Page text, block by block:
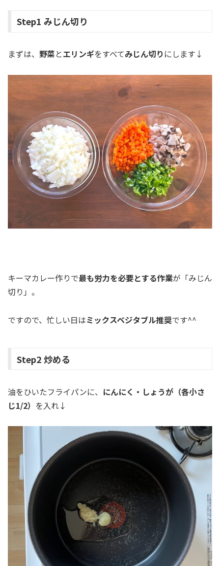
Step1 みじん切り
まずは、 野菜とエリンギをすべてみじん切り にします↓
キーマカレー作りで最も労力を必要とする作業が「みじん
切り」。
ですので、忙しい日はミックスベジタブル推奨です^^
Step2 炒める
油をひいたフライパンに、 にんにく・しょうが（各小さ
じ1/2） を入れ↓